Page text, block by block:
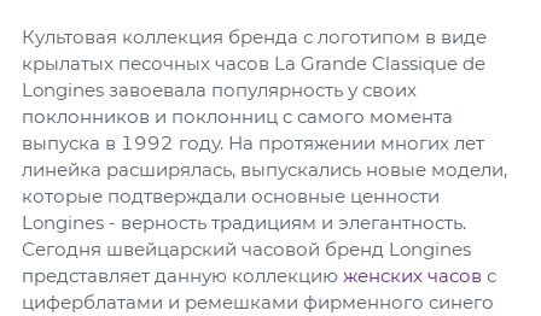
Культовая коллекция бренда с логотипом в виде
крылатых песочных часов La Grande Classique de
Longines завоевала популярность у своих
поклонников и поклонниц с самого момента
выпуска в 1992 году. На протяжении многих лет
линейка расширялась, выпускались новые модели,
которые подтверждали основные ценности
Longines - верность традициям и элегантность.
Сегодня швейцарский часовой бренд Longines
представляет данную коллекцию женских часов с
циферблатами и ремешками фирменного синего